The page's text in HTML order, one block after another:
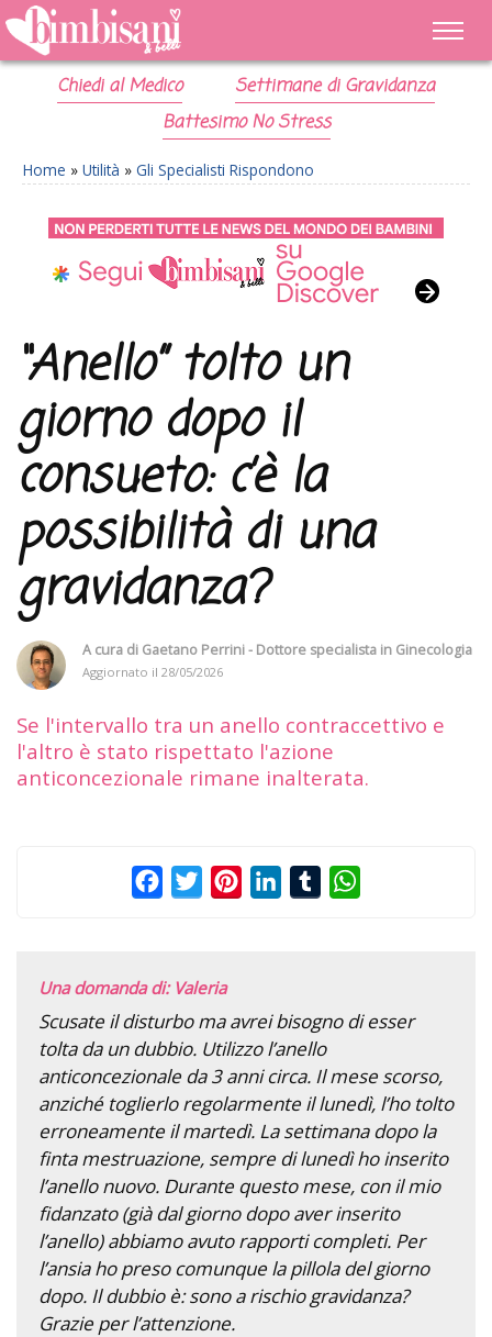
Chiedi al Medico
Settimane di Gravidanza
Battesimo No Stress
Home » Utilità » Gli Specialisti Rispondono
“Anello” tolto un
giorno dopo il
consueto: c’è la
possibilità di una
gravidanza?
A cura di Gaetano Perrini - Dottore specialista in Ginecologia
Aggiornato il 28/05/2026
Se l'intervallo tra un anello contraccettivo e
l'altro è stato rispettato l'azione
anticoncezionale rimane inalterata.
FacebookTwitterPinterestLinkedInTumblr
Una domanda di: Valeria
Scusate il disturbo ma avrei bisogno di esser
tolta da un dubbio. Utilizzo l’anello
anticoncezionale da 3 anni circa. Il mese scorso,
anziché toglierlo regolarmente il lunedì, l’ho tolto
erroneamente il martedì. La settimana dopo la
finta mestruazione, sempre di lunedì ho inserito
l’anello nuovo. Durante questo mese, con il mio
fidanzato (già dal giorno dopo aver inserito
l’anello) abbiamo avuto rapporti completi. Per
l’ansia ho preso comunque la pillola del giorno
dopo. Il dubbio è: sono a rischio gravidanza?
Grazie per l’attenzione.